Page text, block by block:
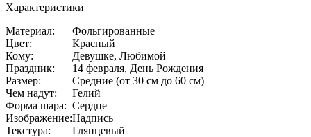
Характеристики
Материал:
Фольгированные
Цвет:
Красный
Кому:
Девушке, Любимой
Праздник:
14 февраля, День Рождения
Размер:
Средние (от 30 см до 60 см)
Чем надут:
Гелий
Форма шара: Сердце
Изображение:Надпись
Текстура:
Глянцевый